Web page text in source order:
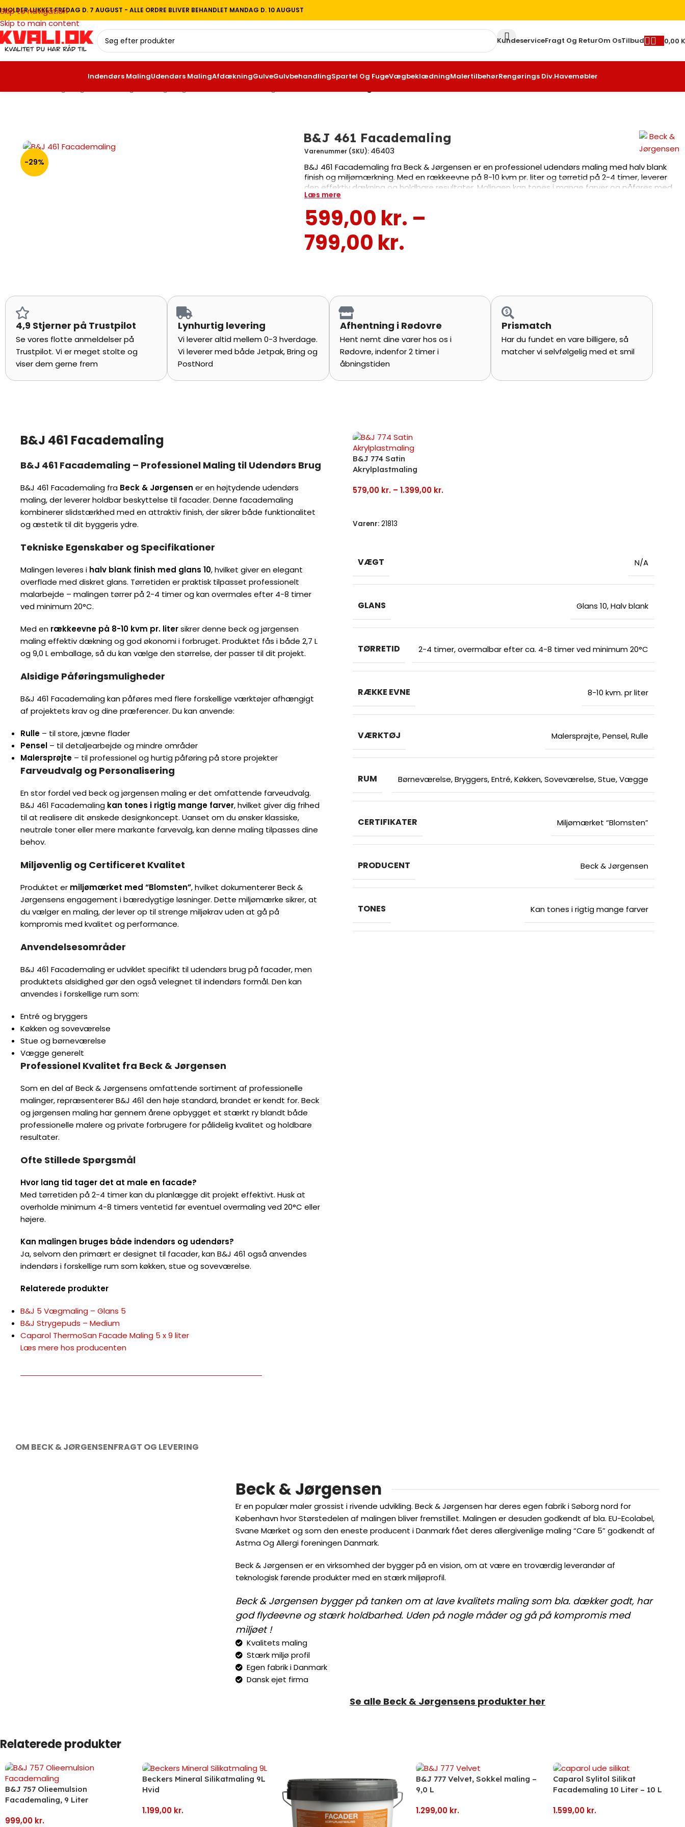
Skip to navigation
Skip to main content
HOLDER LUKKET FREDAG D. 7 AUGUST - ALLE ORDRE BLIVER BEHANDLET MANDAG D. 10 AUGUST
KundeserviceFragt Og ReturOm OsTilbud 0,00
Indendørs MalingUdendørs MalingAfdækningGulveGulvbehandlingSpartel Og FugeVægbeklædningMalertilbehørRengørings Div.Havemøbler
-29%
B&J 461 Facademaling
Varenummer (SKU): 46403
B&J 461 Facademaling fra Beck & Jørgensen er en professionel udendørs maling med halv blank
finish og miljømærkning. Med en rækkeevne på 8-10 kvm pr. liter og tørretid på 2-4 timer, leverer
den effektiv dækning og holdbare resultater. Malingen kan tones i mange farver og påføres med
rulle, pensel eller sprøjte. Velegnet til både facade- og indendørs brug i køkken, stue og andre
rum. Fås i 2,7 L og 9,0 L emballage til forskellige projektstørrelser.
Læs mere
599,00 kr. –
799,00 kr.
4,9 Stjerner på Trustpilot
Se vores flotte anmeldelser på
Trustpilot. Vi er meget stolte og
viser dem gerne frem
Lynhurtig levering
Vi leverer altid mellem 0-3 hverdage.
Vi leverer med både Jetpak, Bring og
PostNord
Afhentning i Rødovre
Hent nemt dine varer hos os i
Rødovre, indenfor 2 timer i
åbningstiden
Prismatch
Har du fundet en vare billigere, så
matcher vi selvfølgelig med et smil
B&J 461 Facademaling
B&J 461 Facademaling – Professionel Maling til Udendørs Brug
B&J 461 Facademaling fra Beck & Jørgensen er en højtydende udendørs
maling, der leverer holdbar beskyttelse til facader. Denne facademaling
kombinerer slidstærkhed med en attraktiv finish, der sikrer både funktionalitet
og æstetik til dit byggeris ydre.
Tekniske Egenskaber og Specifikationer
Malingen leveres i halv blank finish med glans 10, hvilket giver en elegant
overflade med diskret glans. Tørretiden er praktisk tilpasset professionelt
malarbejde – malingen tørrer på 2-4 timer og kan overmales efter 4-8 timer
ved minimum 20°C.
Med en rækkeevne på 8-10 kvm pr. litersikrer denne beck og jørgensen
maling effektiv dækning og god økonomi i forbruget. Produktet fås i både 2,7 L
og 9,0 L emballage, så du kan vælge den størrelse, der passer til dit projekt.
Alsidige Påføringsmuligheder
B&J 461 Facademaling kan påføres med flere forskellige værktøjer afhængigt
af projektets krav og dine præferencer. Du kan anvende:
Rulle – til store, jævne flader
Pensel – til detaljearbejde og mindre områder
Malersprøjte – til professionel og hurtig påføring på store projekter
Farveudvalg og Personalisering
En stor fordel ved beck og jørgensen maling er det omfattende farveudvalg.
B&J 461 Facademaling kan tones i rigtig mange farver, hvilket giver dig frihed
til at realisere dit ønskede designkoncept. Uanset om du ønsker klassiske,
neutrale toner eller mere markante farvevalg, kan denne maling tilpasses dine
behov.
Miljøvenlig og Certificeret Kvalitet
Produktet er miljømærket med “Blomsten”, hvilket dokumenterer Beck &
Jørgensens engagement i bæredygtige løsninger. Dette miljømærke sikrer, at
du vælger en maling, der lever op til strenge miljøkrav uden at gå på
kompromis med kvalitet og performance.
Anvendelsesområder
B&J 461 Facademaling er udviklet specifikt til udendørs brug på facader, men
produktets alsidighed gør den også velegnet til indendørs formål. Den kan
anvendes i forskellige rum som:
Entré og bryggers
Køkken og soveværelse
Stue og børneværelse
Vægge generelt
Professionel Kvalitet fra Beck & Jørgensen
Som en del af Beck & Jørgensens omfattende sortiment af professionelle
malinger, repræsenterer B&J 461 den høje standard, brandet er kendt for. Beck
og jørgensen maling har gennem årene opbygget et stærkt ry blandt både
professionelle malere og private forbrugere for pålidelig kvalitet og holdbare
resultater.
Ofte Stillede Spørgsmål
Hvor lang tid tager det at male en facade?
Med tørretiden på 2-4 timer kan du planlægge dit projekt effektivt. Husk at
overholde minimum 4-8 timers ventetid før eventuel overmaling ved 20°C eller
højere.
Kan malingen bruges både indendørs og udendørs?
Ja, selvom den primært er designet til facader, kan B&J 461 også anvendes
indendørs i forskellige rum som køkken, stue og soveværelse.
Relaterede produkter
B&J 5 Vægmaling – Glans 5
B&J Strygepuds – Medium
Caparol ThermoSan Facade Maling 5 x 9 liter
Læs mere hos producenten
B&J 774 Satin
Akrylplastmaling
579,00 kr. – 1.399,00 kr.
Varenr:21813
VÆGT N/A
GLANS Glans 10, Halv blank
TØRRETID 2-4 timer, overmalbar efter ca. 4-8 timer ved minimum 20°C
RÆKKE EVNE 8-10 kvm. pr liter
VÆRKTØJ Malersprøjte,Pensel,Rulle
RUM Børneværelse,Bryggers,Entré,Køkken,Soveværelse,Stue,Vægge
CERTIFIKATER Miljømærket “Blomsten”
PRODUCENT Beck & Jørgensen
TONES Kan tones i rigtig mange farver
OM BECK & JØRGENSENFRAGT OG LEVERING
Beck & Jørgensen
Er en populær maler grossist i rivende udvikling. Beck & Jørgensen har deres egen fabrik i Søborg nord for
København hvor Størstedelen af malingen bliver fremstillet. Malingen er desuden godkendt af bla. EU-Ecolabel,
Svane Mærket og som den eneste producent i Danmark fået deres allergivenlige maling “Care 5” godkendt af
Astma Og Allergi foreningen Danmark.
Beck & Jørgensen er en virksomhed der bygger på en vision, om at være en troværdig leverandør af
teknologisk førende produkter med en stærk miljøprofil.
Beck & Jørgensen bygger på tanken om at lave kvalitets maling som bla. dækker godt, har
god flydeevne og stærk holdbarhed. Uden på nogle måder og gå på kompromis med
miljøet !
Kvalitets maling
Stærk miljø profil
Egen fabrik i Danmark
Dansk ejet firma
Se alle Beck & Jørgensens produkter her
Relaterede produkter
B&J 757 Olieemulsion
Facademaling, 9 Liter
999,00 kr.
Beckers Mineral Silikatmaling 9L
Hvid
1.199,00 kr.
B&J 777 Velvet, Sokkel maling –
9,0 L
1.299,00 kr.
Caparol Sylitol Silikat
Facademaling 10 Liter – 10 L
1.599,00 kr.